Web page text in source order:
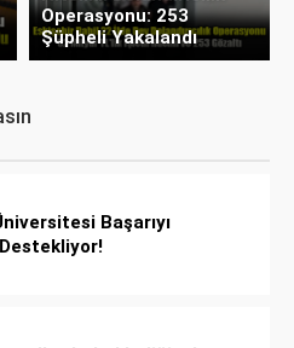
Operasyonu: 253
Şüpheli Yakalandı
Başarıyı